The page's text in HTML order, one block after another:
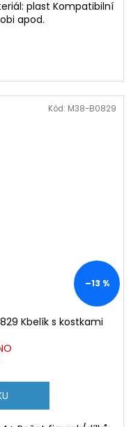
plast Kompatibilní
apod.
–13 %
Kbelík s kostkami
Kód: M38-B0829